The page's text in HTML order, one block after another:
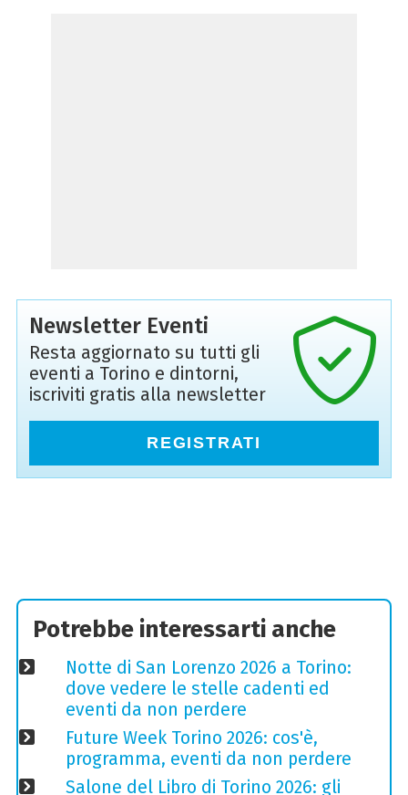
Newsletter Eventi
Resta aggiornato su tutti gli
eventi a Torino e dintorni,
iscriviti gratis alla newsletter
REGISTRATI
Potrebbe interessarti anche
Notte di San Lorenzo 2026 a Torino:
dove vedere le stelle cadenti ed
eventi da non perdere
Future Week Torino 2026: cos'è,
programma, eventi da non perdere
Salone del Libro di Torino 2026: gli